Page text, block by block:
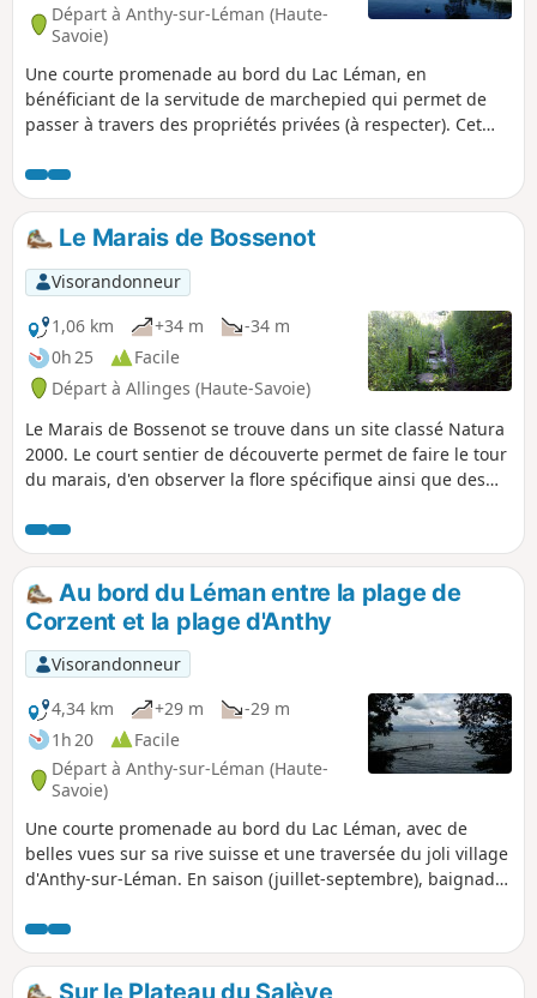
Départ à Anthy-sur-Léman (Haute-
Savoie)
Une courte promenade au bord du Lac Léman, en
bénéficiant de la servitude de marchepied qui permet de
passer à travers des propriétés privées (à respecter). Cet
Monts du Jura, ainsi que la traversée du joli village d'Anthy-
sur-Léman. En saison (juillet-septembre), baignade
possible.
Le Marais de Bossenot
Visorandonneur
1,06 km
+34 m
-34 m
0h 25
Facile
Départ à Allinges (Haute-Savoie)
Le Marais de Bossenot se trouve dans un site classé Natura
2000. Le court sentier de découverte permet de faire le tour
du marais, d'en observer la flore spécifique ainsi que des
jalonnent ce parcours pour amoureux de la nature, petits
ou grands.
Au bord du Léman entre la plage de
Corzent et la plage d'Anthy
Visorandonneur
4,34 km
+29 m
-29 m
1h 20
Facile
Départ à Anthy-sur-Léman (Haute-
Savoie)
Une courte promenade au bord du Lac Léman, avec de
belles vues sur sa rive suisse et une traversée du joli village
d'Anthy-sur-Léman. En saison (juillet-septembre), baignade